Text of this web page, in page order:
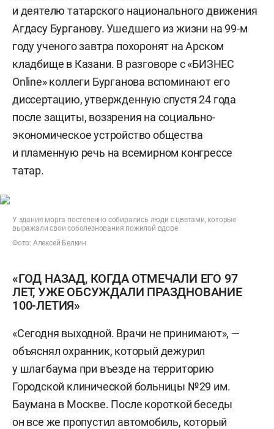
и деятелю татарского национального движения
Агдасу Бурганову. Ушедшего из жизни на 99-м
году ученого завтра похоронят на Арском
кладбище в Казани. В разговоре с «БИЗНЕС
Online» коллеги Бурганова вспоминают его
диссертацию, утвержденную спустя 24 года
после защиты, воззрения на социально-
экономическое устройство общества
и пламенную речь на всемирном конгрессе
татар.
У здания морга постепенно собирались люди с цветами, которые
выражали свои соболезнования пожилой вдове
Фото: Алексей Белкин
«ГОД НАЗАД, КОГДА ОТМЕЧАЛИ ЕГО 97
ЛЕТ, УЖЕ ОБСУЖДАЛИ ПРАЗДНОВАНИЕ
100-ЛЕТИЯ»
«Сегодня выходной. Врачи не принимают», —
объяснял охранник, который дежурил
у шлагбаума при въезде на территорию
Городской клинической больницы №29 им.
Баумана в Москве. После короткой беседы
он все же пропустил автомобиль, который